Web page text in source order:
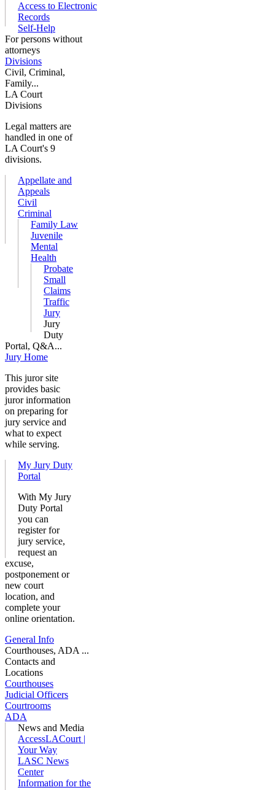
Access to Electronic
Records
Self-Help
For persons without
attorneys
Divisions
Civil, Criminal,
Family...
LA Court
Divisions
Legal matters are
handled in one of
LA Court's 9
divisions.
Appellate and
Appeals
Civil
Criminal
Family Law
Juvenile
Mental
Health
Probate
Small
Claims
Traffic
Jury
Jury
Duty
Portal, Q&A...
Jury Home
This juror site
provides basic
juror information
on preparing for
jury service and
what to expect
while serving.
My Jury Duty
Portal
With My Jury
Duty Portal
you can
register for
jury service,
request an
excuse,
postponement or
new court
location, and
complete your
online orientation.
General Info
Courthouses, ADA ...
Contacts and
Locations
Courthouses
Judicial Officers
Courtrooms
ADA
News and Media
AccessLACourt |
Your Way
LASC News
Center
Information for the